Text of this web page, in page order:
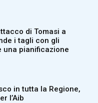
di Tomasi a
i tagli con gli
una pianificazione
in tutta la Regione,
l’Aib